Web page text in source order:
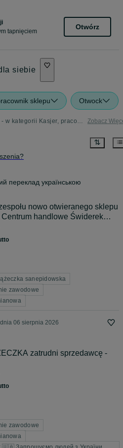
tapnięciem
Otwórz
siebie
sklepu Otwock
Dla Ciebie wszystko - Otwock - w kategorii Kasjer, pracownik sklepu Zobacz
переклад українською
nowo otwieranego sklepu
Centrum handlowe Świderek
sanepidowska
zawodowe
06 sierpnia 2026
zatrudni sprzedawcę -
zawodowe